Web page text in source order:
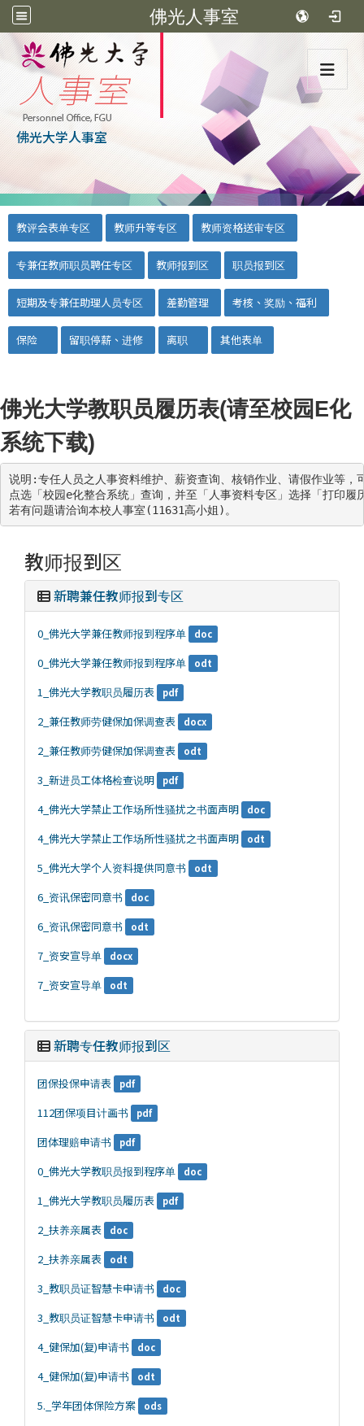
佛光人事室
:::
佛光大学人事室
教评会表单专区 教师升等专区 教师资格送审专区
专兼任教师职员聘任专区 教师报到区 职员报到区
短期及专兼任助理人员专区 差勤管理 考核、奖励、福利
保险 留职停薪、进修 离职 其他表单
佛光大学教职员履历表(请至校园E化
系统下载)
说明:专任人员之人事资料维护、薪资查询、核销作业、请假作业等，
点选「校园e化整合系统」查询，并至「人事资料专区」选择「打印履
若有问题请洽询本校人事室(11631高小姐)。
教师报到区
新聘兼任教师报到专区
0_佛光大学兼任教师报到程序单 doc
0_佛光大学兼任教师报到程序单 odt
1_佛光大学教职员履历表 pdf
2_兼任教师劳健保加保调查表 docx
2_兼任教师劳健保加保调查表 odt
3_新进员工体格检查说明 pdf
4_佛光大学禁止工作场所性骚扰之书面声明 doc
4_佛光大学禁止工作场所性骚扰之书面声明 odt
5_佛光大学个人资料提供同意书 odt
6_资讯保密同意书 doc
6_资讯保密同意书 odt
7_资安宣导单 docx
7_资安宣导单 odt
新聘专任教师报到区
团保投保申请表 pdf
112团保项目计画书 pdf
团体理赔申请书 pdf
0_佛光大学教职员报到程序单 doc
1_佛光大学教职员履历表 pdf
2_扶养亲属表 doc
2_扶养亲属表 odt
3_教职员证智慧卡申请书 doc
3_教职员证智慧卡申请书 odt
4_健保加(复)申请书 doc
4_健保加(复)申请书 odt
5._学年团体保险方案 ods